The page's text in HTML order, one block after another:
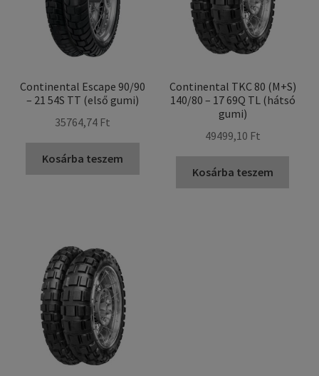
Continental Escape 90/90
– 21 54S TT (első gumi)
35764,74 Ft
Kosárba teszem
Continental TKC 80 (M+S)
140/80 – 17 69Q TL (hátsó
gumi)
49499,10 Ft
Kosárba teszem